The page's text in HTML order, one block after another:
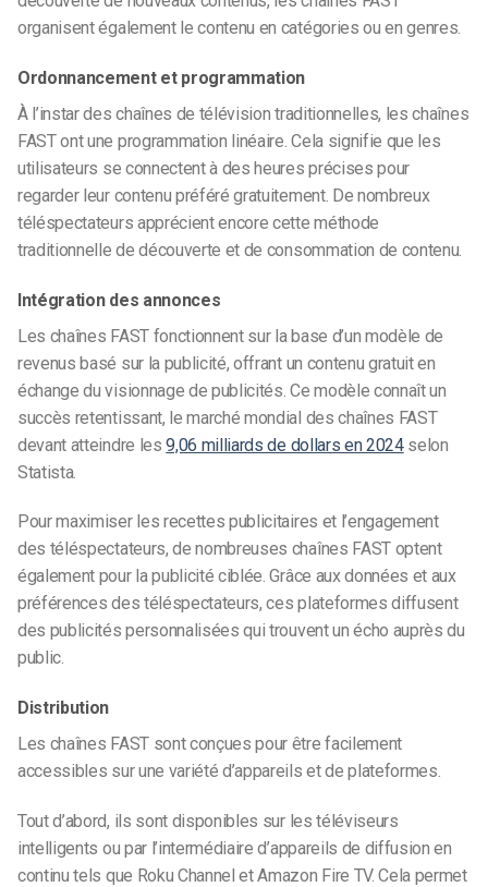
organisent également le contenu en catégories ou en genres.
Ordonnancement et programmation
À l’instar des chaînes de télévision traditionnelles, les chaînes
FAST ont une programmation linéaire. Cela signifie que les
utilisateurs se connectent à des heures précises pour
regarder leur contenu préféré gratuitement. De nombreux
téléspectateurs apprécient encore cette méthode
traditionnelle de découverte et de consommation de contenu.
Intégration des annonces
Les chaînes FAST fonctionnent sur la base d’un modèle de
revenus basé sur la publicité, offrant un contenu gratuit en
échange du visionnage de publicités. Ce modèle connaît un
succès retentissant, le marché mondial des chaînes FAST
devant atteindre les9,06 milliards de dollars en 2024 selon
Statista.
Pour maximiser les recettes publicitaires et l’engagement
des téléspectateurs, de nombreuses chaînes FAST optent
également pour la publicité ciblée. Grâce aux données et aux
préférences des téléspectateurs, ces plateformes diffusent
des publicités personnalisées qui trouvent un écho auprès du
public.
Distribution
Les chaînes FAST sont conçues pour être facilement
accessibles sur une variété d’appareils et de plateformes.
Tout d’abord, ils sont disponibles sur les téléviseurs
intelligents ou par l’intermédiaire d’appareils de diffusion en
continu tels que Roku Channel et Amazon Fire TV. Cela permet